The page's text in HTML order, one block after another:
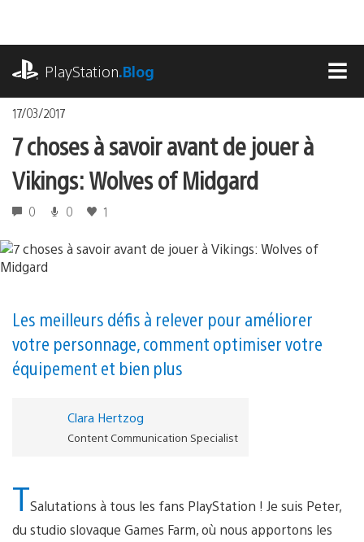
contenu
PlayStation.Blog
17/03/2017
7 choses à savoir avant de jouer à
Vikings: Wolves of Midgard
0 0 1
Les meilleurs défis à relever pour améliorer
votre personnage, comment optimiser votre
équipement et bien plus
Clara Hertzog
Content Communication Specialist
TSalutations à tous les fans PlayStation ! Je suis Peter,
du studio slovaque Games Farm, où nous apportons les